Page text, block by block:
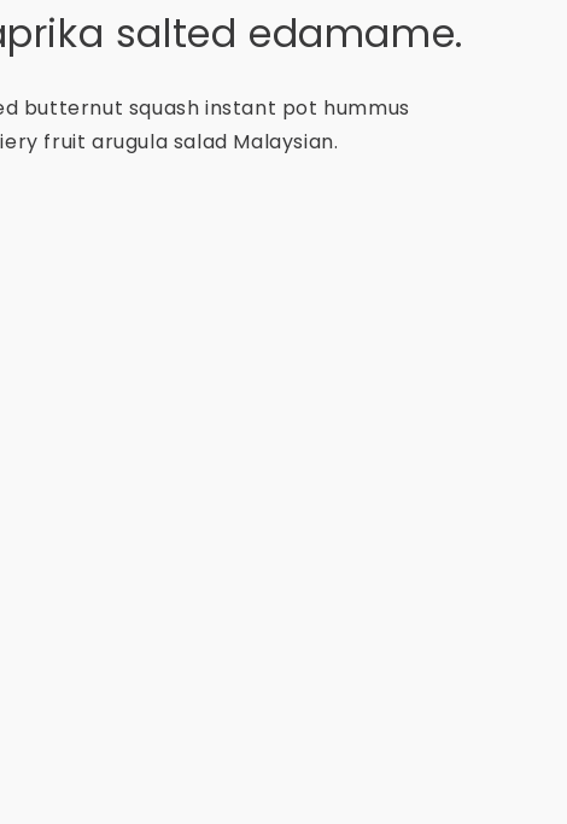
salted edamame.
butternut squash instant pot hummus
fruit arugula salad Malaysian.